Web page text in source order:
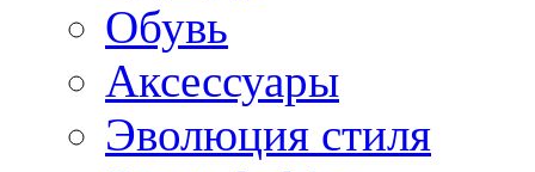
Обувь
Аксессуары
Эволюция стиля